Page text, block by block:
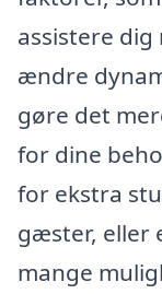
assistere
ændre
gøre det
for dine
for ekstra
gæster, eller
mange